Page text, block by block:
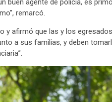
buen agente de policía, es
remarcó.
y afirmó que las y los
a sus familias, y deben